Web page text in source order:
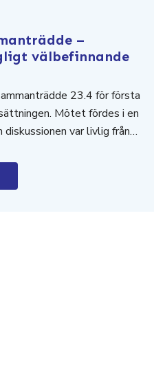
–
välbefinnande
23.4 för första
Mötet fördes i en
diskussionen var livlig från…